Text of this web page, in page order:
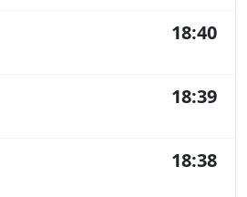
18:40
18:39
18:38